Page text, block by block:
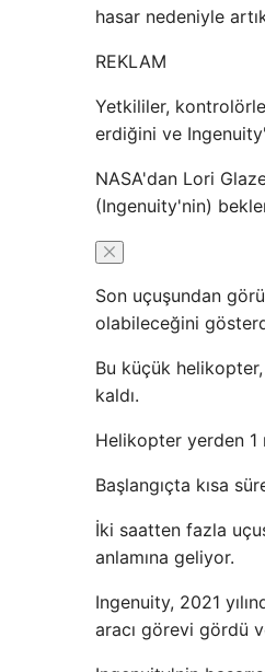
hasar nedeniyle
REKLAM
Yetkililer,
erdiğini ve
NASA'dan Lori
(Ingenuity'nin)
Son uçuşundan
olabileceğini
Bu küçük
kaldı.
Helikopter yerden 1
Başlangıçta kısa
İki saatten fazla
anlamına geliyor.
Ingenuity, 2021
aracı görevi gördü